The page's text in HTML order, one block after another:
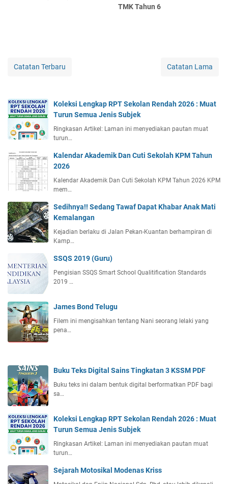
TMK Tahun 6
Catatan Terbaru Catatan Lama
Koleksi Lengkap RPT Sekolan Rendah 2026 : Muat
Turun Semua Jenis Subjek
Ringkasan Artikel: Laman ini menyediakan pautan muat
turun…
Kalendar Akademik Dan Cuti Sekolah KPM Tahun
2026
Kalendar Akademik Dan Cuti Sekolah KPM Tahun 2026 KPM
mem…
Sedihnya!! Sedang Tawaf Dapat Khabar Anak Mati
Kemalangan
Kejadian berlaku di Jalan Pekan-Kuantan berhampiran di
Kamp…
SSQS 2019 (Guru)
Pengisian SSQS Smart School Qualitification Standards
2019 …
James Bond Telugu
Filem ini mengisahkan tentang Nani seorang lelaki yang
pena…
Buku Teks Digital Sains Tingkatan 3 KSSM PDF
Buku teks ini dalam bentuk digital berformatkan PDF bagi
sa…
Koleksi Lengkap RPT Sekolan Rendah 2026 : Muat
Turun Semua Jenis Subjek
Ringkasan Artikel: Laman ini menyediakan pautan muat
turun…
Sejarah Motosikal Modenas Kriss